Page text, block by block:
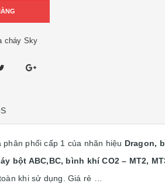
cháy Sky
phân phối cấp 1 của nhãn hiệu Dragon,
bột ABC,BC, bình khí CO2 – MT2,
khi sử dụng. Giá rẻ …